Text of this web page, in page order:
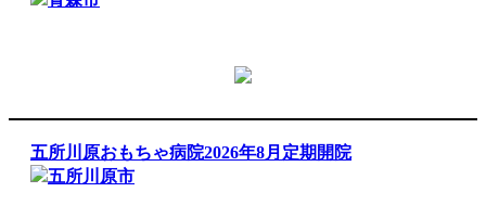
五所川原おもちゃ病院2026年8月定期開院
五所川原市